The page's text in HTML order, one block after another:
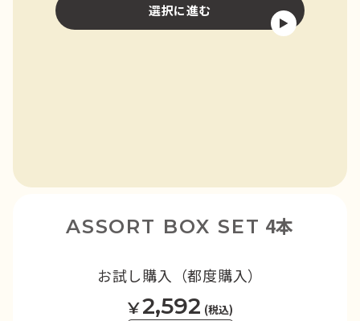
選択に進む
ASSORT BOX SET 4本
お試し購入（都度購入）
¥2,592 (税込)